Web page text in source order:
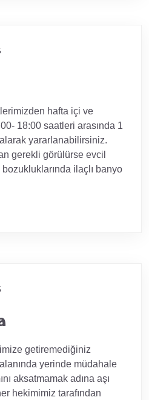
hafta içi ve
18:00 saatleri arasında 1
yararlanabilirsiniz.
gerekli görülürse evcil
bozukluklarında ilaçlı banyo
getiremediğiniz
yerinde müdahale
aksatmamak adına aşı
hekimimiz tarafından